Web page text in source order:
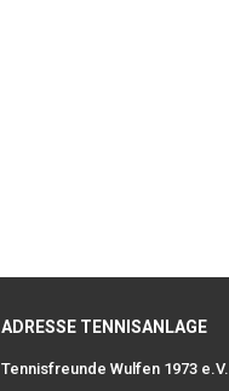
ADRESSE TENNISANLAGE
Tennisfreunde Wulfen 1973 e.V.